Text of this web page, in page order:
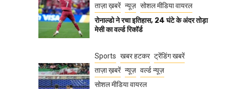
ताज़ा ख़बरें न्यूज़ सोशल मीडिया वायरल
रोनाल्डो ने रचा इतिहास, 24 घंटे के अंदर तोड़ा
मेसी का वर्ल्ड रिकॉर्ड
Sports खबर हटकर ट्रेंडिंग खबरें
ताज़ा ख़बरें न्यूज़ वर्ल्ड न्यूज़
सोशल मीडिया वायरल